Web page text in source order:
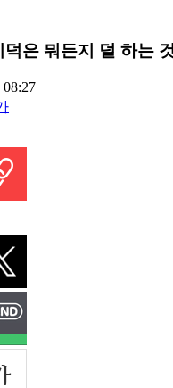
은 뭐든지 덜 하는
08:27